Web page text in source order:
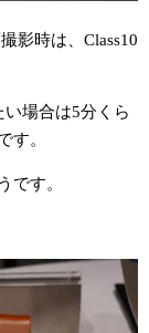
影時は、Class10
場合は5分くら
す。
です。